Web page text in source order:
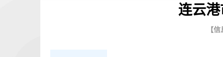
连云
【